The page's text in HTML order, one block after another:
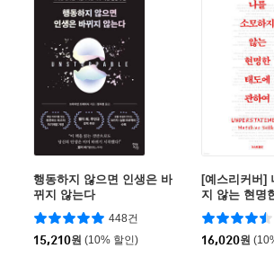
행동하지 않으면 인생은 바
뀌지 않는다
448건
15,210원 (10% 할인)
[예스리커버]
지 않는 현명
하여
16,020원